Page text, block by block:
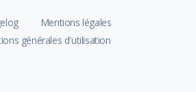
Mentions légales
générales d'utilisation